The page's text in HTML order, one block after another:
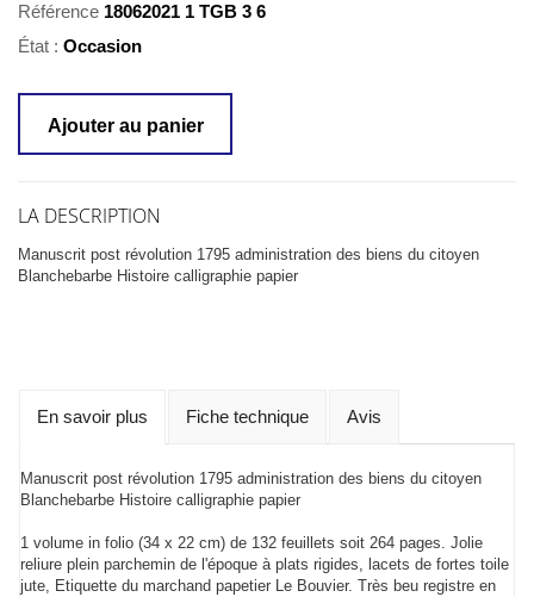
Référence 18062021 1 TGB 3 6
État : Occasion
Ajouter au panier
LA DESCRIPTION
Manuscrit post révolution 1795 administration des biens du citoyen
Blanchebarbe Histoire calligraphie papier
En savoir plus Fiche technique Avis
Manuscrit post révolution 1795 administration des biens du citoyen
Blanchebarbe Histoire calligraphie papier
1 volume in folio (34 x 22 cm) de 132 feuillets soit 264 pages. Jolie
reliure plein parchemin de l'époque à plats rigides, lacets de fortes toile
jute, Etiquette du marchand papetier Le Bouvier. Très beu registre en